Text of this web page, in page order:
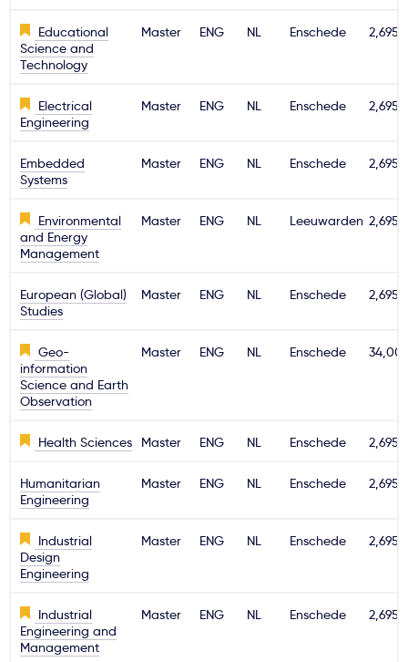
Educational
Science and
Technology
Master ENG NL Enschede 2,695€
Electrical
Engineering
Master ENG NL Enschede 2,695€
Embedded
Systems
Master ENG NL Enschede 2,695€
Environmental
and Energy
Management
Master ENG NL Leeuwarden 2,695€
European (Global)
Studies
Master ENG NL Enschede 2,695€
Geo-
information
Science and Earth
Observation
Master ENG NL Enschede
Health Sciences Master ENG NL Enschede 2,695€
Humanitarian
Engineering
Master ENG NL Enschede 2,695€
Industrial
Design
Engineering
Master ENG NL Enschede 2,695€
Industrial
Engineering and
Management
Master ENG NL Enschede 2,695€